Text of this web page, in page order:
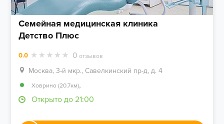
Семейная медицинская клиника
Детство Плюс
0.0 0 отзывов
Москва, 3-й мкр., Савелкинский пр-д, д. 4
Ховрино (20.7км),
Открыто до 21:00